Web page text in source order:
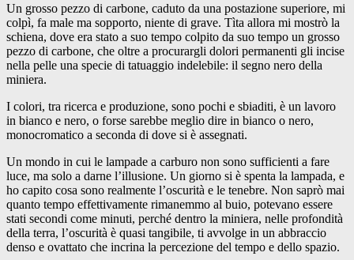
Un grosso pezzo di carbone, caduto da una postazione superiore, mi
colpì, fa male ma sopporto, niente di grave. Tìta allora mi mostrò la
schiena, dove era stato a suo tempo colpito da suo tempo un grosso
pezzo di carbone, che oltre a procurargli dolori permanenti gli incise
nella pelle una specie di tatuaggio indelebile: il segno nero della
miniera.
I colori, tra ricerca e produzione, sono pochi e sbiaditi, è un lavoro
in bianco e nero, o forse sarebbe meglio dire in bianco o nero,
monocromatico a seconda di dove si è assegnati.
Un mondo in cui le lampade a carburo non sono sufficienti a fare
luce, ma solo a darne l’illusione. Un giorno si è spenta la lampada, e
ho capito cosa sono realmente l’oscurità e le tenebre. Non saprò mai
quanto tempo effettivamente rimanemmo al buio, potevano essere
stati secondi come minuti, perché dentro la miniera, nelle profondità
della terra, l’oscurità è quasi tangibile, ti avvolge in un abbraccio
denso e ovattato che incrina la percezione del tempo e dello spazio.